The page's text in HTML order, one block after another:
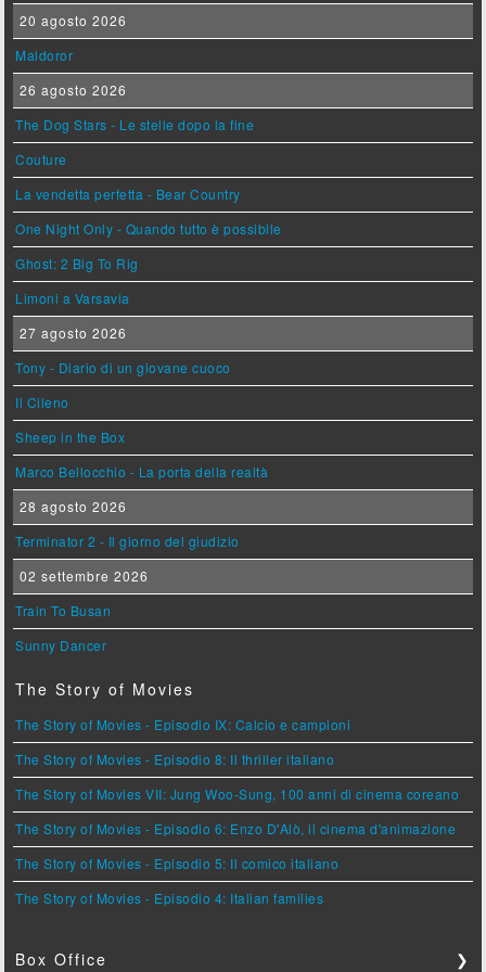
20 agosto 2026
Maldoror
26 agosto 2026
The Dog Stars - Le stelle dopo la fine
Couture
La vendetta perfetta - Bear Country
One Night Only - Quando tutto è possibile
Ghost: 2 Big To Rig
Limoni a Varsavia
27 agosto 2026
Tony - Diario di un giovane cuoco
Il Cileno
Sheep in the Box
Marco Bellocchio - La porta della realtà
28 agosto 2026
Terminator 2 - Il giorno del giudizio
02 settembre 2026
Train To Busan
Sunny Dancer
The Story of Movies
The Story of Movies - Episodio IX: Calcio e campioni
The Story of Movies - Episodio 8: Il thriller italiano
The Story of Movies VII: Jung Woo-Sung, 100 anni di cinema coreano
The Story of Movies - Episodio 6: Enzo D'Alò, il cinema d'animazione
The Story of Movies - Episodio 5: Il comico italiano
The Story of Movies - Episodio 4: Italian families
Box Office ❯